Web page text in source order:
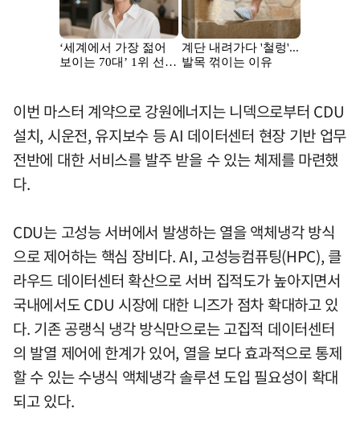
이번 마스터 계약으로 강원에너지는 니덱으로부터 CDU
설치, 시운전, 유지보수 등 AI 데이터센터 현장 기반 업무
전반에 대한 서비스를 발주 받을 수 있는 체제를 마련했
다.
CDU는 고성능 서버에서 발생하는 열을 액체냉각 방식
으로 제어하는 핵심 장비다. AI, 고성능컴퓨팅(HPC), 클
라우드 데이터센터 확산으로 서버 집적도가 높아지면서
국내에서도 CDU 시장에 대한 니즈가 점차 확대하고 있
다. 기존 공랭식 냉각 방식만으로는 고집적 데이터센터
의 발열 제어에 한계가 있어, 열을 보다 효과적으로 통제
할 수 있는 수냉식 액체냉각 솔루션 도입 필요성이 확대
되고 있다.